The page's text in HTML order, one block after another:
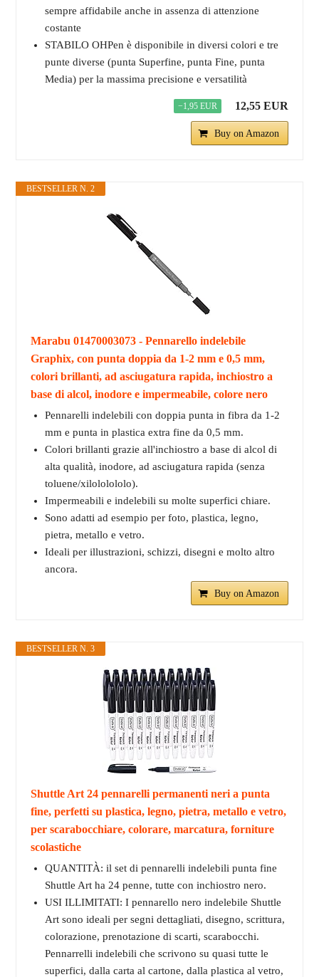
sempre affidabile anche in assenza di attenzione
costante
STABILO OHPen è disponibile in diversi colori e tre
punte diverse (punta Superfine, punta Fine, punta
Media) per la massima precisione e versatilità
−1,95 EUR 12,55 EUR
Buy on Amazon
BESTSELLER N. 2
Marabu 01470003073 - Pennarello indelebile
Graphix, con punta doppia da 1-2 mm e 0,5 mm,
colori brillanti, ad asciugatura rapida, inchiostro a
base di alcol, inodore e impermeabile, colore nero
Pennarelli indelebili con doppia punta in fibra da 1-2
mm e punta in plastica extra fine da 0,5 mm.
Colori brillanti grazie all'inchiostro a base di alcol di
alta qualità, inodore, ad asciugatura rapida (senza
toluene/xilololololo).
Impermeabili e indelebili su molte superfici chiare.
Sono adatti ad esempio per foto, plastica, legno,
pietra, metallo e vetro.
Ideali per illustrazioni, schizzi, disegni e molto altro
ancora.
Buy on Amazon
BESTSELLER N. 3
Shuttle Art 24 pennarelli permanenti neri a punta
fine, perfetti su plastica, legno, pietra, metallo e vetro,
per scarabocchiare, colorare, marcatura, forniture
scolastiche
QUANTITÀ: il set di pennarelli indelebili punta fine
Shuttle Art ha 24 penne, tutte con inchiostro nero.
USI ILLIMITATI: I pennarello nero indelebile Shuttle
Art sono ideali per segni dettagliati, disegno, scrittura,
colorazione, prenotazione di scarti, scarabocchi.
Pennarrelli indelebili che scrivono su quasi tutte le
superfici, dalla carta al cartone, dalla plastica al vetro,